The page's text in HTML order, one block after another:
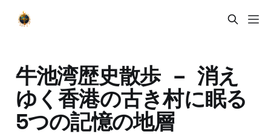
牛池湾歴史散歩 – 消え
ゆく香港の古き村に眠る
5つの記憶の地層